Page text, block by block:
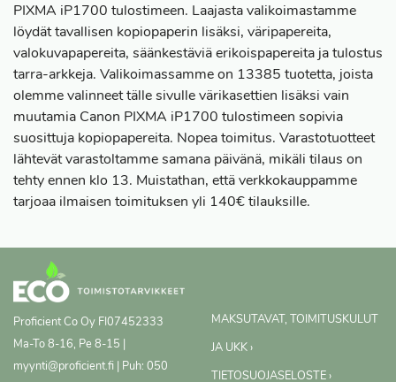
PIXMA iP1700 tulostimeen. Laajasta valikoimastamme
löydät tavallisen kopiopaperin lisäksi, väripapereita,
valokuvapapereita, säänkestäviä erikoispapereita ja tulostus
tarra-arkkeja. Valikoimassamme on 13385 tuotetta, joista
olemme valinneet tälle sivulle värikasettien lisäksi vain
muutamia Canon PIXMA iP1700 tulostimeen sopivia
suosittuja kopiopapereita. Nopea toimitus. Varastotuotteet
lähtevät varastoltamme samana päivänä, mikäli tilaus on
tehty ennen klo 13. Muistathan, että verkkokauppamme
tarjoaa ilmaisen toimituksen yli 140€ tilauksille.
Proficient Co Oy FI07452333
Ma-To 8-16, Pe 8-15 |
myynti@proficient.fi | Puh: 050
MAKSUTAVAT, TOIMITUSKULUT
JA UKK ›
TIETOSUOJASELOSTE ›